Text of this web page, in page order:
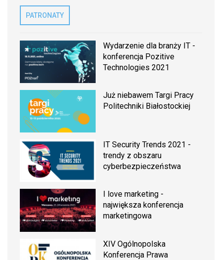
PATRONATY
Wydarzenie dla branży IT -
konferencja Pozitive
Technologies 2021
Już niebawem Targi Pracy
Politechniki Białostockiej
IT Security Trends 2021 -
trendy z obszaru
cyberbezpieczeństwa
I love marketing -
największa konferencja
marketingowa
XIV Ogólnopolska
Konferencja Prawa